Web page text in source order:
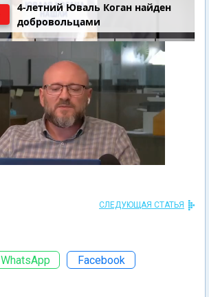
4-летний Юваль Коган найден
добровольцами
СЛЕДУЮЩАЯ СТАТЬЯ
WhatsApp Facebook